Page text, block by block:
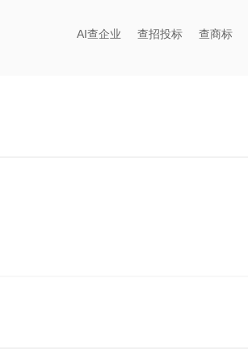
AI查企业 查招投标 查商标